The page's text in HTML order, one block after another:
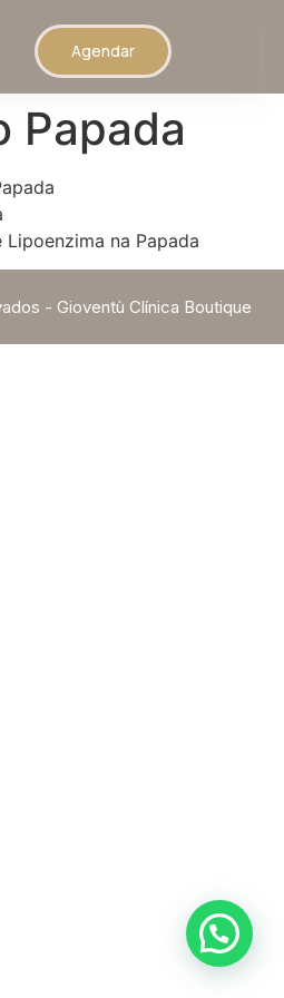
Agendar
Papada
Lipoenzima na Papada
- Gioventù Clínica Boutique